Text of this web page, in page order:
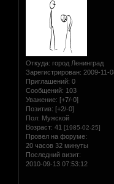
Откуда: город Ленинград
Зарегистрирован: 2009-11-
Приглашений: 0
Сообщений: 103
Уважение: [+7/-0]
Позитив: [+2/-0]
Пол: Мужской
Возраст: 41 [1985-02-25]
Провел на форуме:
20 часов 32 минуты
Последний визит:
2010-09-13 07:53:12